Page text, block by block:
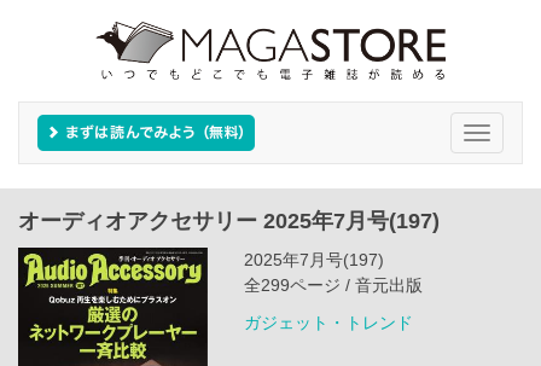
Toggle
オーディオアクセサリー 2025年7月号(197)
2025年7月号(197)
全299ページ / 音元出版
ガジェット・トレンド